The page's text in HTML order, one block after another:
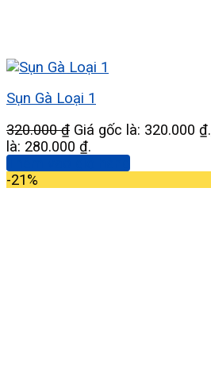
Sụn Gà Loại 1
320.000₫ Giá gốc là: 320.000 ₫.
là: 280.000 ₫.
Thêm vào giỏ hàng
-21%